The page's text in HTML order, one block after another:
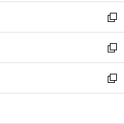
く
で
開
く
ン
ド
ウ
で
開
く
ウ
ィ
ン
ド
ウ
で
開
し
い
ウ
ィ
ン
ド
ウ
新
し
い
ウ
ィ
ン
新
し
い
ウ
新
し